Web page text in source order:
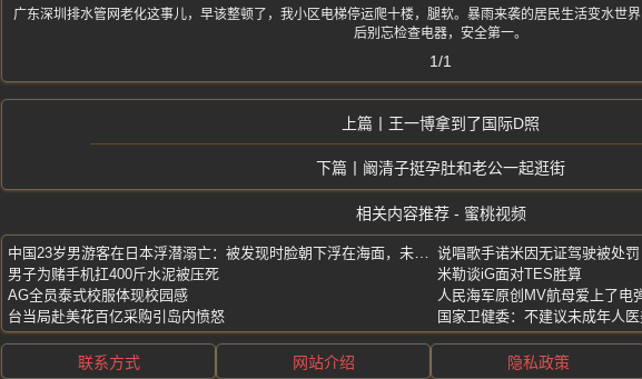
广东深圳排水管网老化这事儿，早该整顿了，我小区电梯停运爬十楼，腿软。暴雨来袭的居民生活变水世
后别忘检查电器，安全第一。
1/1
王一博拿到了国际D照
阚清子挺孕肚和老公一起逛街
相关内容推荐 - 蜜桃视频
中国23岁男游客在日本浮潜溺亡：被发现时脸朝下浮在海面，未穿救生衣 说唱歌手诺米因无证驾驶被处罚
男子为赌手机扛400斤水泥被压死
米勒谈iG面对TES胜算
AG全员泰式校服体现校园感
人民海军原创MV航母爱上了电
台当局赴美花百亿采购引岛内愤怒
国家卫健委：不建议未成年人
联系方式 网站介绍 隐私政策